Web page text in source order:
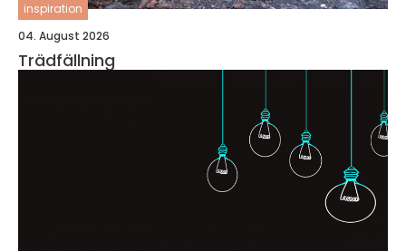
inspiration
04. August 2026
Trädfällning